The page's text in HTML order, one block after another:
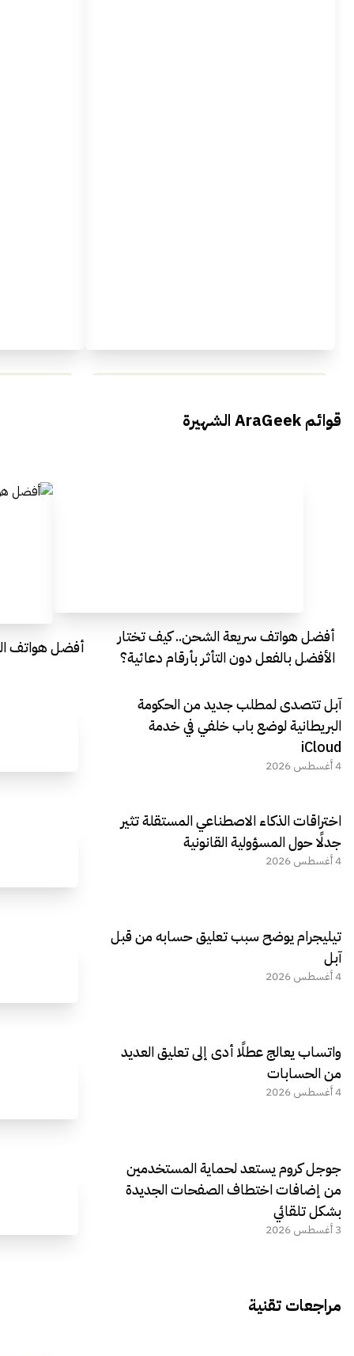
Everything Egypt
قوائم AraGeek الشهيرة
أفضل هواتف سريعة الشحن.. كيف تختار
الأفضل بالفعل دون التأثر بأرقام دعائية؟
أفضل هواتف
آبل تتصدى لمطلب جديد من الحكومة
البريطانية لوضع باب خلفي في خدمة
iCloud
4 أغسطس 2026
اختراقات الذكاء الاصطناعي المستقلة تثير
جدلًا حول المسؤولية القانونية
4 أغسطس 2026
تيليجرام يوضح سبب تعليق حسابه من قبل
آبل
4 أغسطس 2026
واتساب يعالج عطلًا أدى إلى تعليق العديد
من الحسابات
4 أغسطس 2026
جوجل كروم يستعد لحماية المستخدمين
من إضافات اختطاف الصفحات الجديدة
بشكل تلقائي
3 أغسطس 2026
مراجعات تقنية